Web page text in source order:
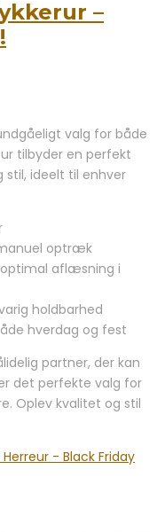
–
valg for både
tilbyder en perfekt
ideelt til enhver
optræk
optimal aflæsning i
holdbarhed
hverdag og fest
partner, der kan
det perfekte valg for
Oplev kvalitet og stil